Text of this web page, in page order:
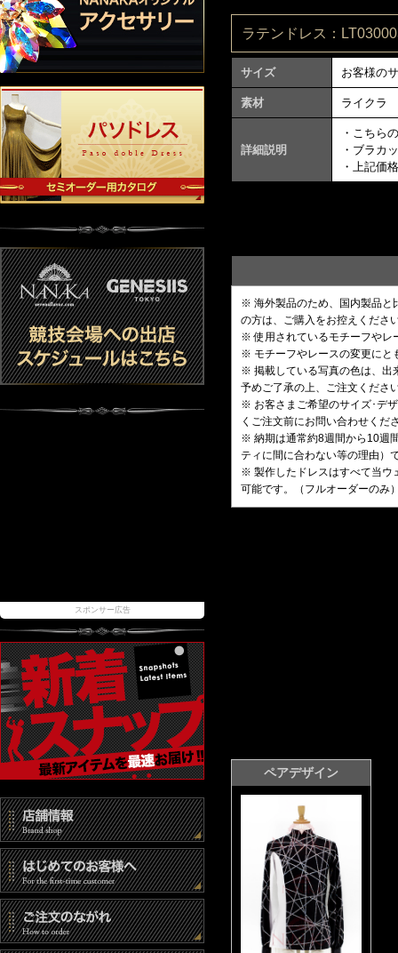
スポンサー広告
ラテンドレス：
サイズ お客様の
素材 ライクラ
詳細説明
・こちら
・ブラカ
・上記価
※ 海外製品のため、国内製品と
の方は、ご購入をお控えくださ
※ 使用されているモチーフやレ
※ モチーフやレースの変更にと
※ 掲載している写真の色は、出
予めご了承の上、ご注文くださ
※ お客さまご希望のサイズ･デ
くご注文前にお問い合わせくだ
※ 納期は通常約8週間から10週
ティに間に合わない等の理由）
※ 製作したドレスはすべて当ウ
可能です。（フルオーダーのみ
ペアデザイン